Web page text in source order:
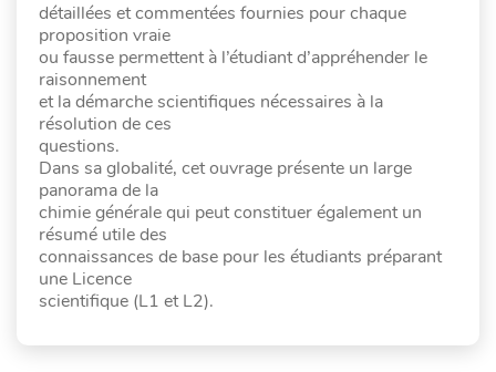
détaillées et commentées fournies pour chaque
proposition vraie
ou fausse permettent à l’étudiant d’appréhender le
raisonnement
et la démarche scientifiques nécessaires à la
résolution de ces
questions.
Dans sa globalité, cet ouvrage présente un large
panorama de la
chimie générale qui peut constituer également un
résumé utile des
connaissances de base pour les étudiants préparant
une Licence
scientifique (L1 et L2).